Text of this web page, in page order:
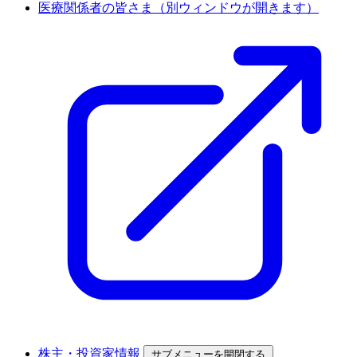
医療関係者の皆さま （別ウィンドウが開きます）
株主・投資家情報 サブメニューを開閉する